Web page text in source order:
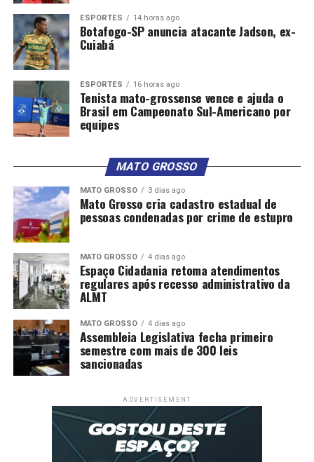
ESPORTES 14 horas ago
Botafogo-SP anuncia atacante Jadson, ex-
Cuiabá
ESPORTES 16 horas ago
Tenista mato-grossense vence e ajuda o
Brasil em Campeonato Sul-Americano por
equipes
MATO GROSSO
MATO GROSSO 3 dias ago
Mato Grosso cria cadastro estadual de
pessoas condenadas por crime de estupro
MATO GROSSO 4 dias ago
Espaço Cidadania retoma atendimentos
regulares após recesso administrativo da
ALMT
MATO GROSSO 4 dias ago
Assembleia Legislativa fecha primeiro
semestre com mais de 300 leis
sancionadas
ADVERTISEMENT